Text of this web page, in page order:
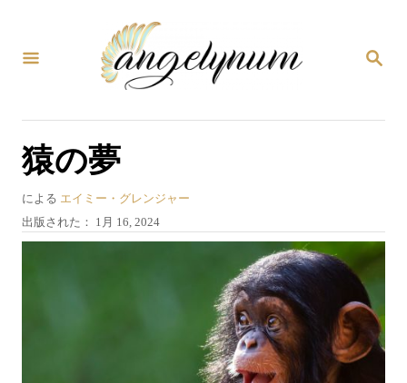
検
猿の夢
による 著
者
エイミー・グレンジャー
投
稿
出版された： 1月 16, 2024